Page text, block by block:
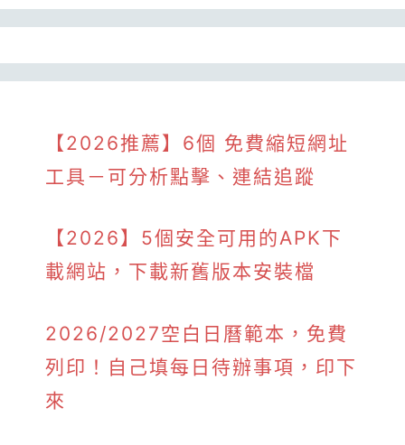
【2026推薦】6個 免費縮短網址
工具－可分析點擊、連結追蹤
【2026】5個安全可用的APK下
載網站，下載新舊版本安裝檔
2026/2027空白日曆範本，免費
列印！自己填每日待辦事項，印下
來